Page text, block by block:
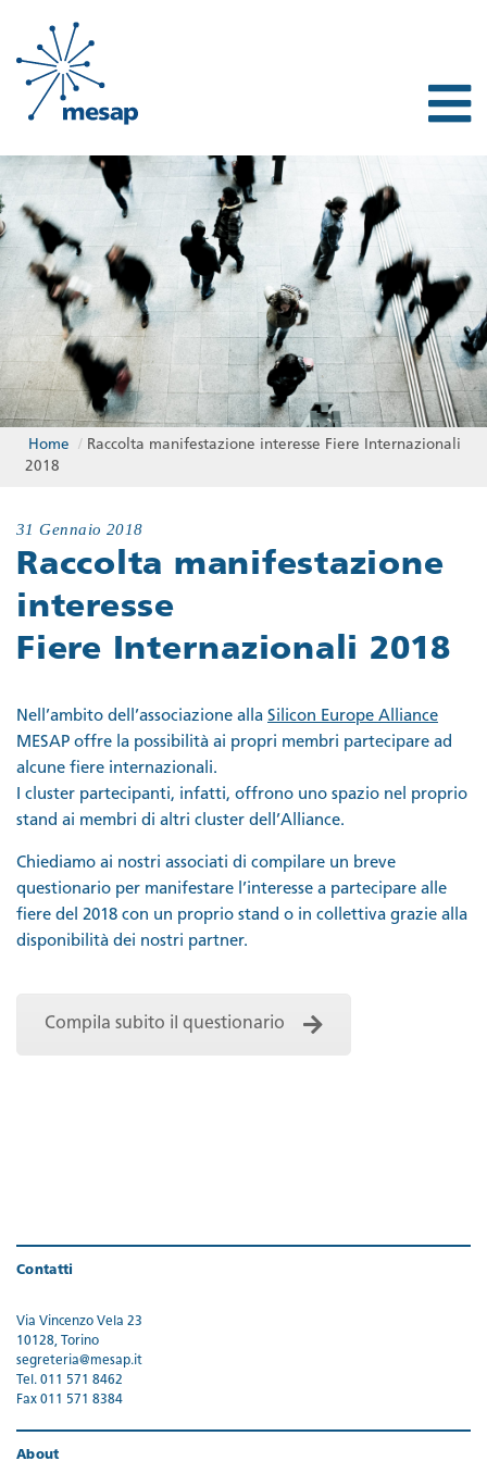
Home / Raccolta manifestazione interesse Fiere Internazionali
2018
31 Gennaio 2018
Raccolta manifestazione
interesse
Fiere Internazionali 2018
Nell’ambito dell’associazione alla Silicon Europe Alliance
MESAP offre la possibilità ai propri membri partecipare ad
alcune fiere internazionali.
I cluster partecipanti, infatti, offrono uno spazio nel proprio
stand ai membri di altri cluster dell’Alliance.
Chiediamo ai nostri associati di compilare un breve
questionario per manifestare l’interesse a partecipare alle
fiere del 2018 con un proprio stand o in collettiva grazie alla
disponibilità dei nostri partner.
Compila subito il questionario
Contatti
Via Vincenzo Vela 23
10128, Torino
segreteria@mesap.it
Tel. 011 571 8462
Fax 011 571 8384
About